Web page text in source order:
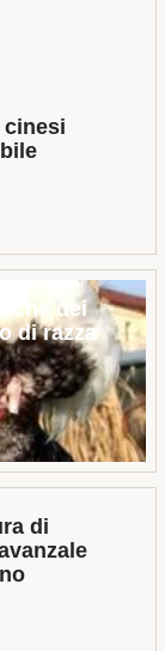
dei
di razza
di